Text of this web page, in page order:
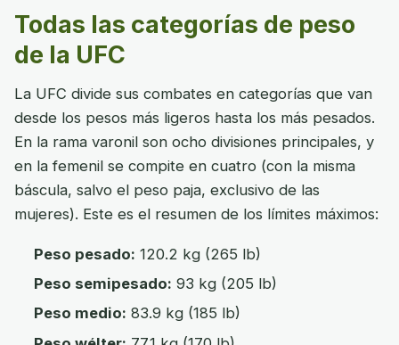
Todas las categorías de peso
de la UFC
La UFC divide sus combates en categorías que van
desde los pesos más ligeros hasta los más pesados.
En la rama varonil son ocho divisiones principales, y
en la femenil se compite en cuatro (con la misma
báscula, salvo el peso paja, exclusivo de las
mujeres). Este es el resumen de los límites máximos:
Peso pesado: 120.2 kg (265 lb)
Peso semipesado: 93 kg (205 lb)
Peso medio: 83.9 kg (185 lb)